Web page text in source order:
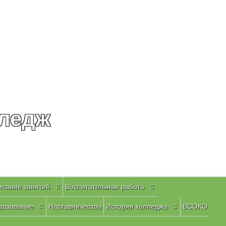
занятий Воспитательная работа
Наставничество История колледжа ВСОКО